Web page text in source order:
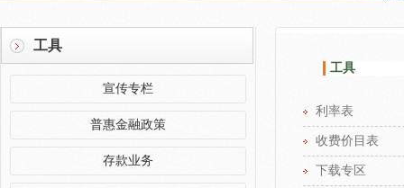
工具
宣传专栏
普惠金融政策
存款业务
工具
利率表
收费价目表
下载专区